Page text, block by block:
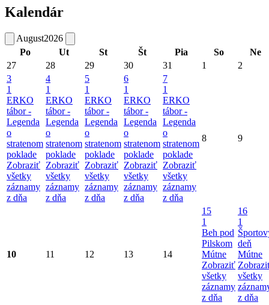
Kalendár
August2026
Po
Ut St Št Pia So
Ne
27
28 29 30 31 1
2
3
1
ERKO
tábor -
Legenda
o
stratenom
poklade
Zobraziť
všetky
záznamy
z dňa
4
1
ERKO
tábor -
Legenda
o
stratenom
poklade
Zobraziť
všetky
záznamy
z dňa
5
1
ERKO
tábor -
Legenda
o
stratenom
poklade
Zobraziť
všetky
záznamy
z dňa
6
1
ERKO
tábor -
Legenda
o
stratenom
poklade
Zobraziť
všetky
záznamy
z dňa
7
1
ERKO
tábor -
Legenda
o
stratenom
poklade
Zobraziť
všetky
záznamy
z dňa
8 9
10 11 12 13 14
15
1
Beh pod
Pilskom
Mútne
Zobraziť
všetky
záznamy
z dňa
16
1
deň
Mútne
všetky
z dňa